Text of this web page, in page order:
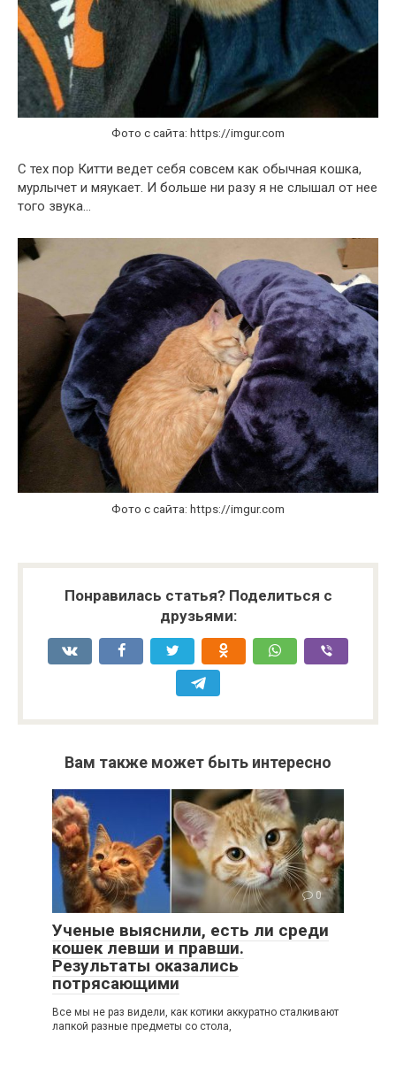
Фото с сайта: https://imgur.com
С тех пор Китти ведет себя совсем как обычная кошка,
мурлычет и мяукает. И больше ни разу я не слышал от нее
того звука…
Фото с сайта: https://imgur.com
Понравилась статья? Поделиться с
друзьями:
Вам также может быть интересно
0
Ученые выяснили, есть ли среди
кошек левши и правши.
Результаты оказались
потрясающими
Все мы не раз видели, как котики аккуратно сталкивают
лапкой разные предметы со стола,